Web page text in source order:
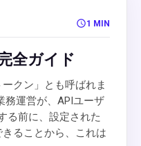
1 MIN
全ガイド
クン」とも呼ばれま
務運営が、APIユーザ
る前に、設定された
ることから、これは